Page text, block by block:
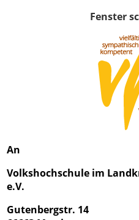
Fenster
An
Volkshochschule im
e.V.
Gutenbergstr. 14